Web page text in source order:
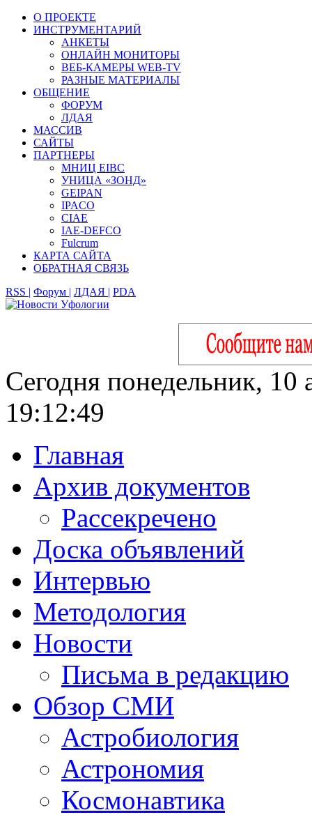
О ПРОЕКТЕ
ИНСТРУМЕНТАРИЙ
АНКЕТЫ
ОНЛАЙН МОНИТОРЫ
ВЕБ-КАМЕРЫ WEB-TV
РАЗНЫЕ МАТЕРИАЛЫ
ОБЩЕНИЕ
ФОРУМ
ЛДАЯ
МАССИВ
САЙТЫ
ПАРТНЕРЫ
МНИЦ EIBC
УНИЦА «ЗОНД»
GEIPAN
IPACO
CIAE
IAE-DEFCO
Fulcrum
КАРТА САЙТА
ОБРАТНАЯ СВЯЗЬ
RSS | Форум | ЛДАЯ | PDA
Сегодня понедельник, 10
19:12:50
Главная
Архив документов
Рассекречено
Доска объявлений
Интервью
Методология
Новости
Письма в редакцию
Обзор СМИ
Астробиология
Астрономия
Космонавтика